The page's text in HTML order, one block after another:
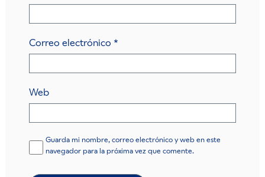
Correo electrónico *
Web
Guarda mi nombre, correo electrónico y web en este
navegador para la próxima vez que comente.